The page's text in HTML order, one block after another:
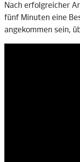
Nach erfolgreicher
fünf Minuten eine
angekommen sein,